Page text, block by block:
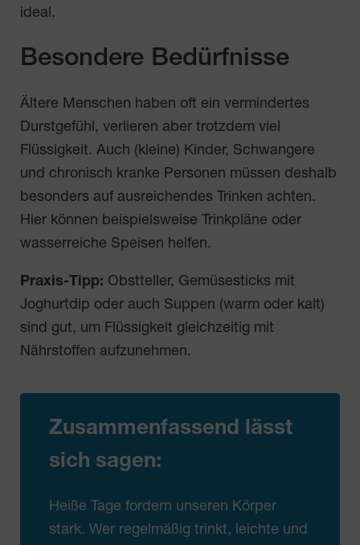
ideal.
Besondere Bedürfnisse
Ältere Menschen haben oft ein vermindertes
Durstgefühl, verlieren aber trotzdem viel
Flüssigkeit. Auch (kleine) Kinder, Schwangere
und chronisch kranke Personen müssen deshalb
besonders auf ausreichendes Trinken achten.
Hier können beispielsweise Trinkpläne oder
wasserreiche Speisen helfen.
Praxis-Tipp: Obstteller, Gemüsesticks mit
Joghurtdip oder auch Suppen (warm oder kalt)
sind gut, um Flüssigkeit gleichzeitig mit
Nährstoffen aufzunehmen.
Zusammenfassend lässt
sich sagen:
Heiße Tage fordern unseren Körper
stark. Wer regelmäßig trinkt, leichte und